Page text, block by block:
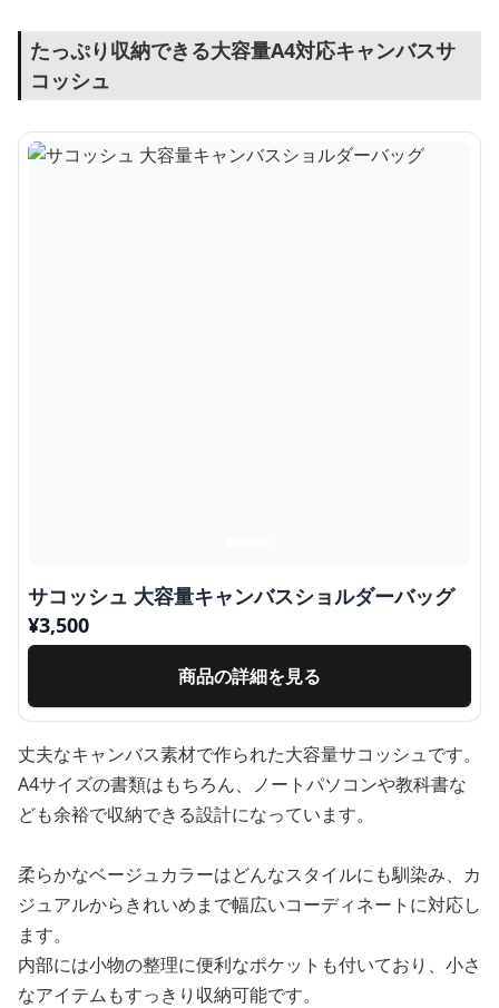
たっぷり収納できる大容量A4対応キャンバスサ
コッシュ
サコッシュ 大容量キャンバスショルダーバッグ
¥3,500
商品の詳細を見る
丈夫なキャンバス素材で作られた大容量サコッシュです。
A4サイズの書類はもちろん、ノートパソコンや教科書な
ども余裕で収納できる設計になっています。
柔らかなベージュカラーはどんなスタイルにも馴染み、カ
ジュアルからきれいめまで幅広いコーディネートに対応し
ます。
内部には小物の整理に便利なポケットも付いており、小さ
なアイテムもすっきり収納可能です。